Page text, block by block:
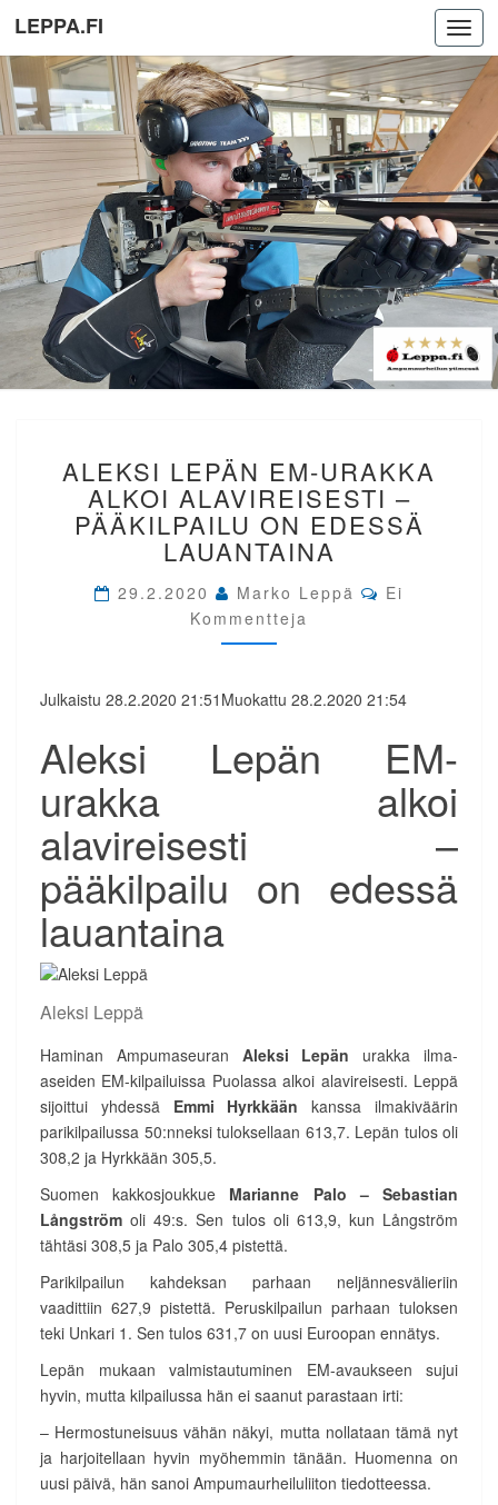
LEPPA.FI
LEPÄN
EM-
URAKKA
ALKOI
ALAVIREISESTI
PÄÄKILPAILU
ON
EDESSÄ
ALEKSI LEPÄN EM-URAKKA
ALKOI ALAVIREISESTI –
PÄÄKILPAILU ON EDESSÄ
LAUANTAINA
29.2.2020 Marko Leppä Comments
Ei
Kommentteja
Julkaistu 28.2.2020 21:51Muokattu 28.2.2020 21:54
Aleksi Lepän EM-
urakka alkoi
alavireisesti –
pääkilpailu on edessä
lauantaina
Aleksi Leppä
Haminan Ampumaseuran Aleksi Lepän urakka ilma-
aseiden EM-kilpailuissa Puolassa alkoi alavireisesti. Leppä
sijoittui yhdessä Emmi Hyrkkään kanssa ilmakiväärin
parikilpailussa 50:nneksi tuloksellaan 613,7. Lepän tulos oli
308,2 ja Hyrkkään 305,5.
Suomen kakkosjoukkue Marianne Palo – Sebastian
Långström oli 49:s. Sen tulos oli 613,9, kun Långström
tähtäsi 308,5 ja Palo 305,4 pistettä.
Parikilpailun kahdeksan parhaan neljännesvälieriin
vaadittiin 627,9 pistettä. Peruskilpailun parhaan tuloksen
teki Unkari 1. Sen tulos 631,7 on uusi Euroopan ennätys.
Lepän mukaan valmistautuminen EM-avaukseen sujui
hyvin, mutta kilpailussa hän ei saanut parastaan irti:
– Hermostuneisuus vähän näkyi, mutta nollataan tämä nyt
ja harjoitellaan hyvin myöhemmin tänään. Huomenna on
uusi päivä, hän sanoi Ampumaurheiluliiton tiedotteessa.